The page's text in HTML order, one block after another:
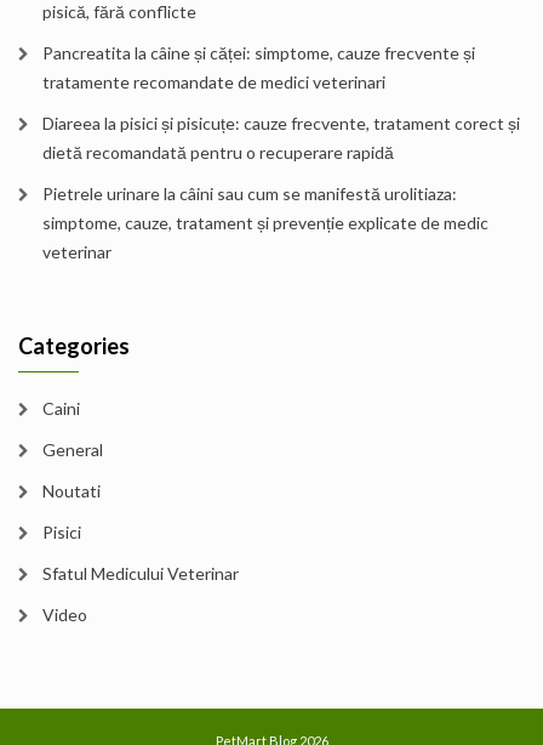
pisică, fără conflicte
Pancreatita la câine și căței: simptome, cauze frecvente și
tratamente recomandate de medici veterinari
Diareea la pisici și pisicuțe: cauze frecvente, tratament corect și
dietă recomandată pentru o recuperare rapidă
Pietrele urinare la câini sau cum se manifestă urolitiaza:
simptome, cauze, tratament și prevenție explicate de medic
veterinar
Categories
Caini
General
Noutati
Pisici
Sfatul Medicului Veterinar
Video
PetMart Blog 2026